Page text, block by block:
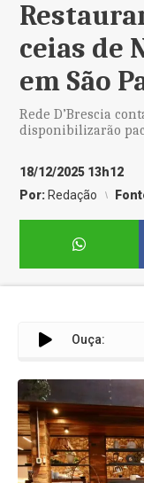
ceias de
em São
Rede D’Brescia
disponibilizarão
18/12/2025 13h12
Por: Redação
Ouça: